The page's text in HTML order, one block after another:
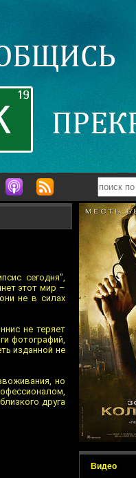
Видео
сегодня",
этот мир –
не в силах
не теряет
фотографий,
изданной не
но
друга